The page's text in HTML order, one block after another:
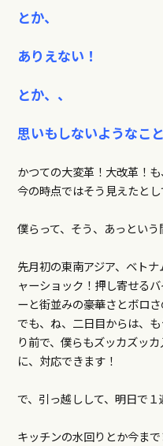
とか、
ありえない！
とか、、
思いもしないようなこ
かつての大変革！大改革！
今の時点ではそう見えたとし
僕らって、そう、あっという
先月初の東南アジア、ベト
ャーショック！押し寄せる
ーと街並みの豪華さとボロ
でも、ね、二日目からは、
り前で、僕らもズッカズッ
に、対応できます！
で、引っ越しして、明日で１
キッチンの水回りとか今ま